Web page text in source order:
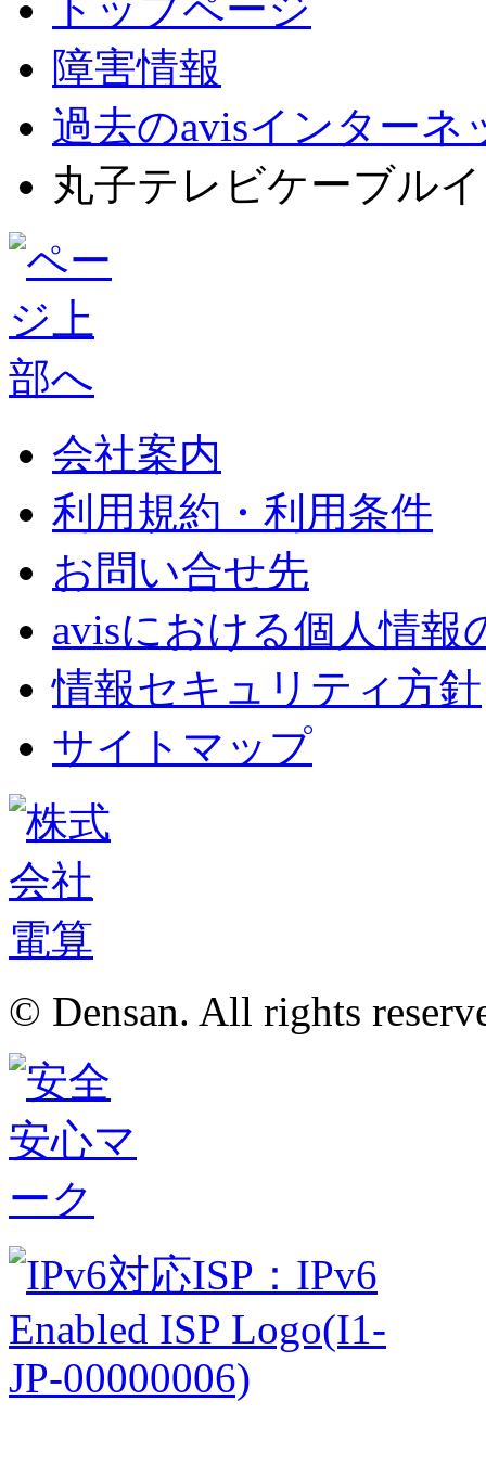
トップページ
障害情報
過去のavisインターネ
丸子テレビケーブル
会社案内
利用規約・利用条件
お問い合せ先
avisにおける個人情
情報セキュリティ方針
サイトマップ
© Densan. All rights